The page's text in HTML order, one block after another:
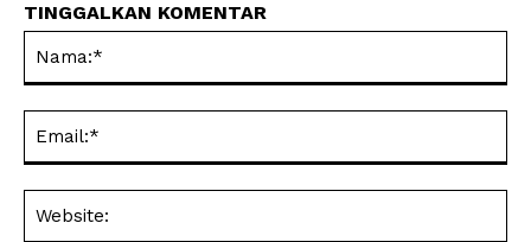
TINGGALKAN KOMENTAR